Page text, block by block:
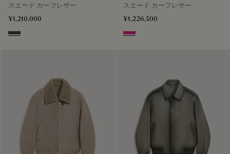
スエード カーフレザー
¥1,210,000
Dark Bronze
スエード カーフレザー
¥1,226,500
Purple Fushia